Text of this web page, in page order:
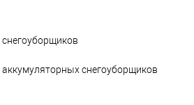
снегоуборщиков